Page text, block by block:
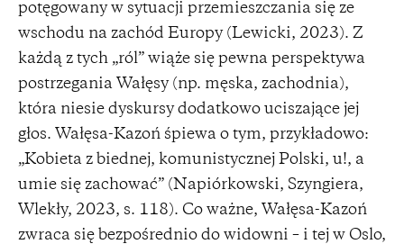
potęgowany w sytuacji przemieszczania się ze
wschodu na zachód Europy (Lewicki, 2023). Z
każdą z tych „ról” wiąże się pewna perspektywa
postrzegania Wałęsy (np. męska, zachodnia),
która niesie dyskursy dodatkowo uciszające jej
głos. Wałęsa-Kazoń śpiewa o tym, przykładowo:
„Kobieta z biednej, komunistycznej Polski, u!, a
umie się zachować” (Napiórkowski, Szyngiera,
Wlekły, 2023, s. 118). Co ważne, Wałęsa-Kazoń
zwraca się bezpośrednio do widowni – i tej w Oslo,